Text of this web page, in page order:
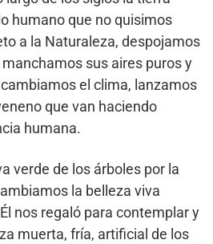
humano que no quisimos
a la Naturaleza, despojamos
sus aires puros y
el clima, lanzamos
que van haciendo
humana.
verde de los árboles por la
la belleza viva
nos regaló para contemplar y
muerta, fría, artificial de los